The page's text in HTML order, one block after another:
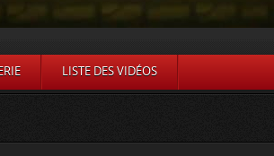
LISTE DES VIDÉOS